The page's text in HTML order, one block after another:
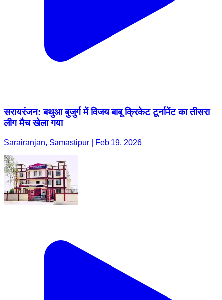
सरायरंजन: बथुआ बुजुर्ग में विजय बाबू क्रिकेट टूर्नामेंट का तीसरा
लीग मैच खेला गया
Sarairanjan, Samastipur | Feb 19, 2026